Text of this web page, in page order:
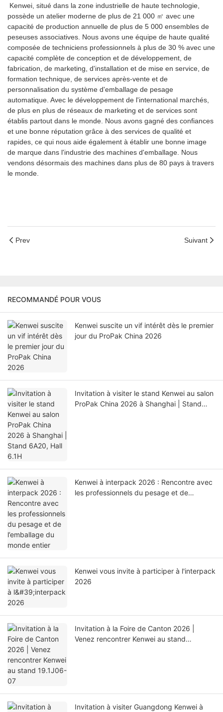
Kenwei, situé dans la zone industrielle de haute technologie,
possède un atelier moderne de plus de 21 000 ㎡ avec une
capacité de production annuelle de plus de 5 000 ensembles de
peseuses associatives. Nous avons une équipe de haute qualité
composée de techniciens professionnels à plus de 30 % avec une
capacité complète de conception et de développement, de
fabrication, de marketing, d'installation et de mise en service, de
formation technique, de services après-vente et de
personnalisation du système d'emballage de pesage
automatique. Avec le développement de l'international marchés,
de plus en plus de réseaux de marketing et de services sont
établis partout dans le monde. Nous avons gagné des confiances
et une bonne réputation grâce à des services de qualité et
rapides, ce qui nous aide également à établir une bonne image
de marque dans l'industrie des machines d'emballage. Nous
vendons désormais des machines dans plus de 80 pays à travers
le monde.
Prev Suivant
RECOMMANDÉ POUR VOUS
Kenwei suscite un vif intérêt dès le premier
jour du ProPak China 2026
Invitation à visiter le stand Kenwei au salon
ProPak China 2026 à Shanghai | Stand
Kenwei à interpack 2026 : Rencontre avec
les professionnels du pesage et de
Kenwei vous invite à participer à l'interpack
2026
Invitation à la Foire de Canton 2026 |
Venez rencontrer Kenwei au stand
Invitation à visiter Guangdong Kenwei à